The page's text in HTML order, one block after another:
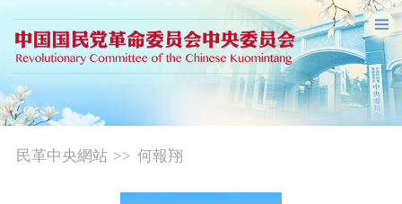
民革中央網站 >> 何報翔